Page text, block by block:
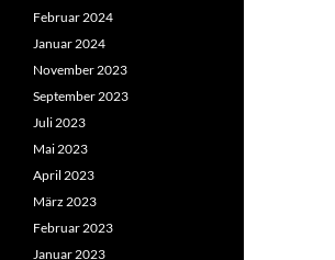
Februar 2024
Januar 2024
November 2023
September 2023
Juli 2023
Mai 2023
April 2023
März 2023
Februar 2023
Januar 2023